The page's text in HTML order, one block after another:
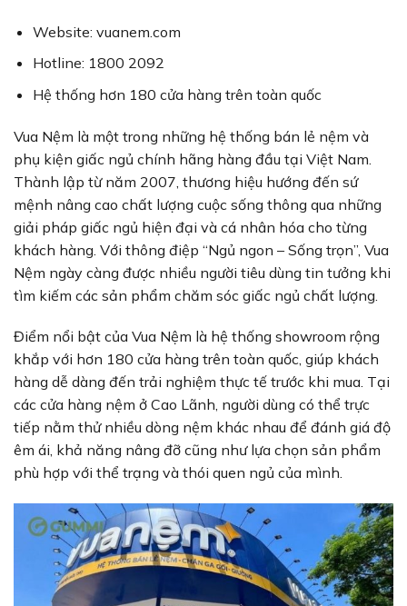
Website: vuanem.com
Hotline: 1800 2092
Hệ thống hơn 180 cửa hàng trên toàn quốc
Vua Nệm là một trong những hệ thống bán lẻ nệm và
phụ kiện giấc ngủ chính hãng hàng đầu tại Việt Nam.
Thành lập từ năm 2007, thương hiệu hướng đến sứ
mệnh nâng cao chất lượng cuộc sống thông qua những
giải pháp giấc ngủ hiện đại và cá nhân hóa cho từng
khách hàng. Với thông điệp “Ngủ ngon – Sống trọn”, Vua
Nệm ngày càng được nhiều người tiêu dùng tin tưởng khi
tìm kiếm các sản phẩm chăm sóc giấc ngủ chất lượng.
Điểm nổi bật của Vua Nệm là hệ thống showroom rộng
khắp với hơn 180 cửa hàng trên toàn quốc, giúp khách
hàng dễ dàng đến trải nghiệm thực tế trước khi mua. Tại
các cửa hàng nệm ở Cao Lãnh, người dùng có thể trực
tiếp nằm thử nhiều dòng nệm khác nhau để đánh giá độ
êm ái, khả năng nâng đỡ cũng như lựa chọn sản phẩm
phù hợp với thể trạng và thói quen ngủ của mình.